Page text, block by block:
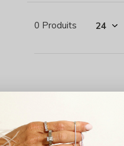
0 Produits